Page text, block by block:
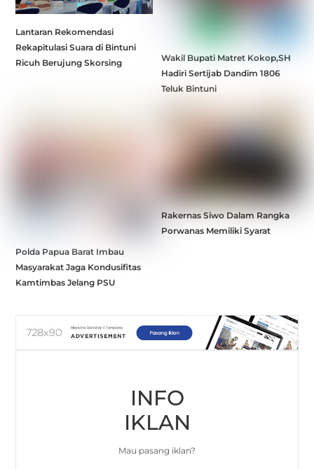
Lantaran Rekomendasi
Rekapitulasi Suara di Bintuni
Ricuh Berujung Skorsing
Wakil Bupati Matret Kokop,SH
Hadiri Sertijab Dandim 1806
Teluk Bintuni
Polda Papua Barat Imbau
Masyarakat Jaga Kondusifitas
Kamtimbas Jelang PSU
Rakernas Siwo Dalam Rangka
Porwanas Memiliki Syarat
INFO
IKLAN
Mau pasang iklan?